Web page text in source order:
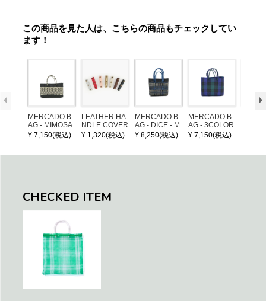
この商品を見た人は、こちらの商品もチェックしてい
ます！
MERCADO B
AG - MIMOSA
- Black / Crea
m (SHORT X
¥ 7,150(税込)
LEATHER HA
NDLE COVER
¥ 1,320(税込)
MERCADO B
AG - DICE - M
OSAIC - Black
/ Cream / Meta
¥ 8,250(税込)
MERCADO B
AG - 3COLOR
S CHECK - Bl
ack / Dark Gre
¥ 7,150(税込)
CHECKED ITEM